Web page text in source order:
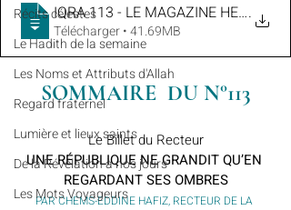
Récits célestes
Le Hadith de la semaine
Les Noms et Attributs d'Allah
Regard fraternel
Lumière et lieux saints
De la Révélation à nos jours
Les Mots Voyageurs
IQRA 113 - LE MAGAZINE .
Télécharger • 41.69MB
SOMMAIRE  DU N°113
Le Billet du Recteur
UNE RÉPUBLIQUE NE GRANDIT QU’EN
REGARDANT SES OMBRES
PAR CHEMS-EDDINE HAFIZ, RECTEUR DE LA